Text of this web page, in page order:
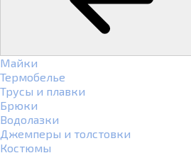
Майки
Термобелье
Трусы и плавки
Брюки
Водолазки
Джемперы и толстовки
Костюмы